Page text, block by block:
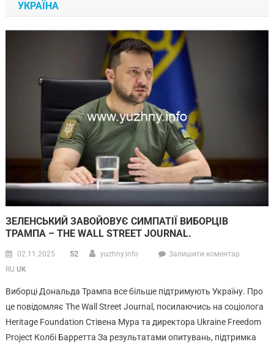
УКРАЇНА
ЗЕЛЕНСЬКИЙ ЗАВОЙОВУЄ СИМПАТІЇ ВИБОРЦІВ
ТРАМПА – THE WALL STREET JOURNAL.
02.11.2025 52 yuzhny.info
Залишити коментар
RU UK
Виборці Дональда Трампа все більше підтримують Україну. Про
це повідомляє The Wall Street Journal, посилаючись на соціолога
Heritage Foundation Стівена Мура та директора Ukraine Freedom
Project Колбі Барретта За результатами опитувань, підтримка